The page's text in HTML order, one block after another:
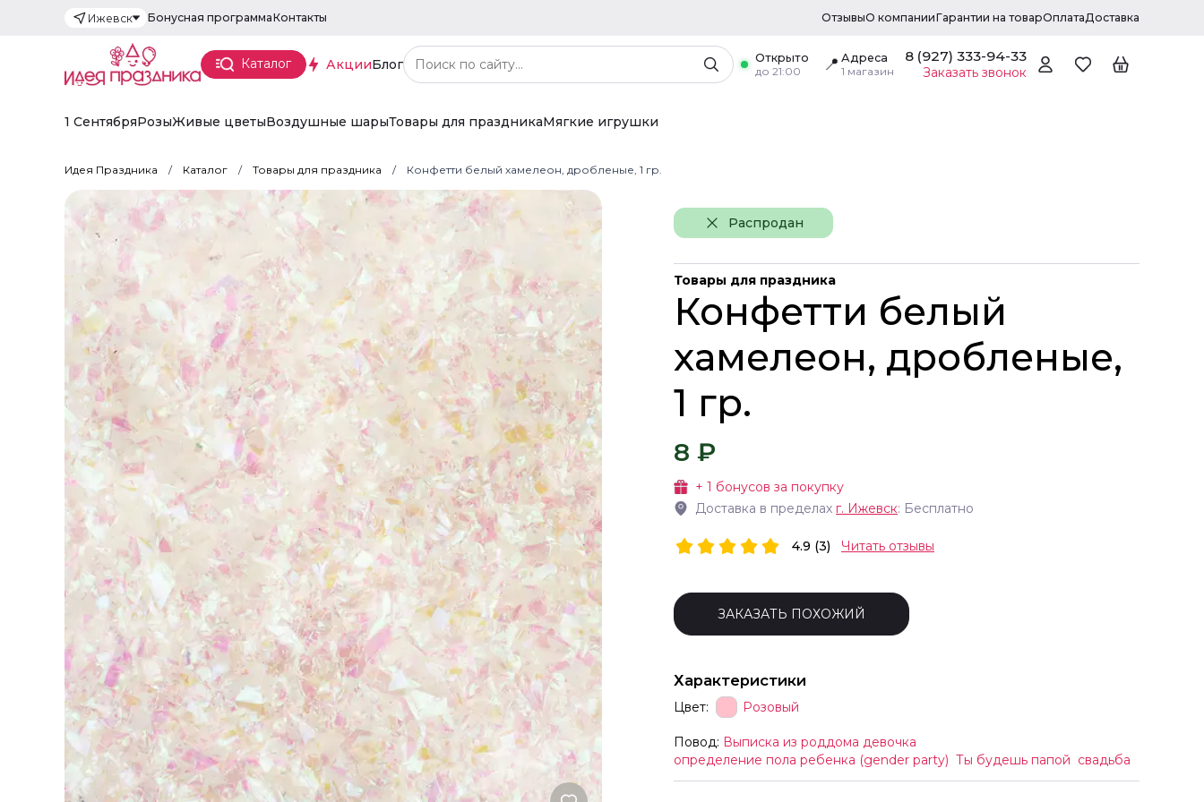
Ижевск Бонусная программаКонтакты ОтзывыО компанииГарантии на товарОплатаДоставка
Каталог АкцииБлог
Открыто
до 21:00
📍 Адреса
1 магазин
8 (927) 333-94-33
Заказать звонок
1 СентябряРозыЖивые цветыВоздушные шарыТовары для праздникаМягкие игрушки
Идея Праздника Каталог Товары для праздника Конфетти белый хамелеон, дробленые, 1 гр.
Распродан
Товары для праздника
Конфетти белый
хамелеон, дробленые,
1 гр.
8 ₽
+ 1 бонусов за покупку
Доставка в пределах г. Ижевск: Бесплатно
4.9 (3) Читать отзывы
ЗАКАЗАТЬ ПОХОЖИЙ
Характеристики
Цвет: Розовый
Повод: Выписка из роддома девочка
определение пола ребенка (gender party) Ты будешь папой свадьба